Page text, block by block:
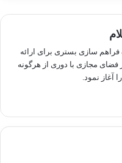
از سال 1398 با هدف فراهم سازی بستری برای ارائه
مجازی با دوری از هرگونه
آغاز نمود.